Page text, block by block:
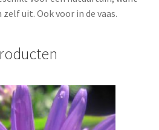
uit. Ook voor in de vaas.